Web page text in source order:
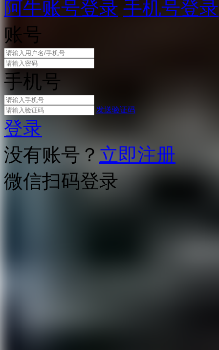
阿牛账号登录 手机号登录
账号
手机号
发送验证码
登录
没有账号？ 立即注册
微信扫码登录